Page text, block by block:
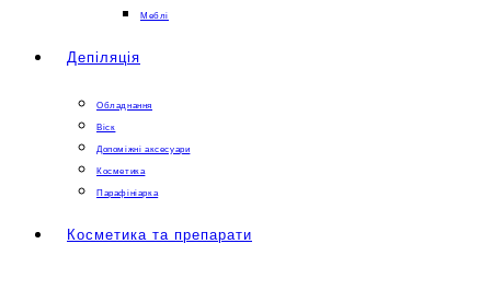
Меблі
Депіляція
Обладнання
Віск
Допоміжні аксесуари
Косметика
Парафініарка
Косметика та препарати